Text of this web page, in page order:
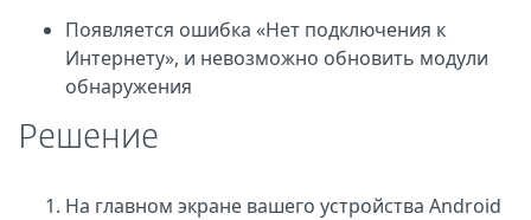
Появляется ошибка «Нет подключения к
Интернету», и невозможно обновить модули
обнаружения
Решение
На главном экране вашего устройства Android